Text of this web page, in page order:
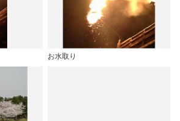
お水取り